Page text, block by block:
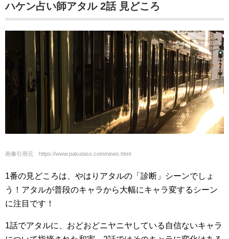
ハケン占い師アタル 2話 見どころ
画像引用元 https://www.pakutaso.com/news.html
1番の見どころは、やはりアタルの「診断」シーンでしょ
う！アタルが普段のキャラから大幅にキャラ変するシーン
に注目です！
1話でアタルに、おどおどニヤニヤしている自信ないキャラ